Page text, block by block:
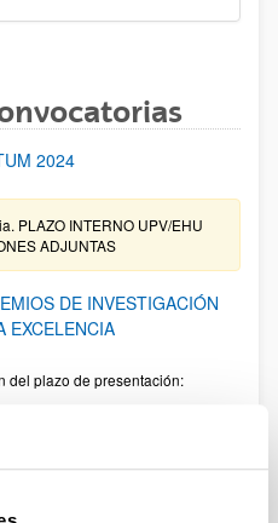
2024
PLAZO INTERNO UPV/EHU
ADJUNTAS
DE INVESTIGACIÓN
EXCELENCIA
del plazo de presentación:
de formación a personal
en el ámbito científico-